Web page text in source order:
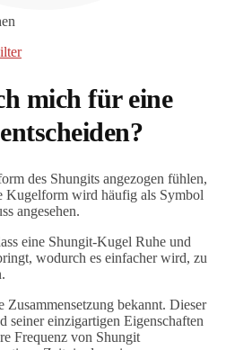
mich für eine
des Shungits angezogen fühlen,
Kugelform wird häufig als Symbol
angesehen.
eine Shungit-Kugel Ruhe und
wodurch es einfacher wird, zu
Zusammensetzung bekannt. Dieser
seiner einzigartigen Eigenschaften
Frequenz von Shungit